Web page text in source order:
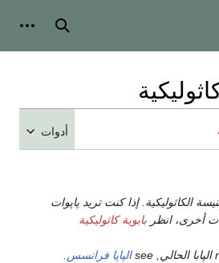
بحث
أدوات
الكاثوليكية. إذا كنت تريد پاپوات
أخرى، انظر بابوية كاثوليكية
الپاپا فرانسس